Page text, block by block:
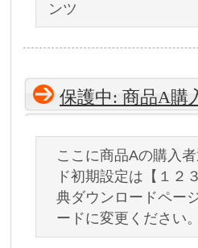
ンツ
保護中: 商品A購
ここに商品Aの購入
ド初期設定は【１２
典ダウンロードペー
ードに変更ください